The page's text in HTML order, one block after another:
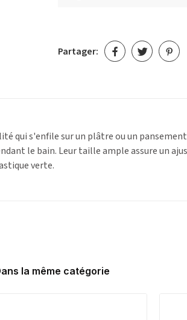
Partager:
qui s'enfile sur un plâtre ou un
le bain. Leur taille ample assure un
verte.
la même catégorie